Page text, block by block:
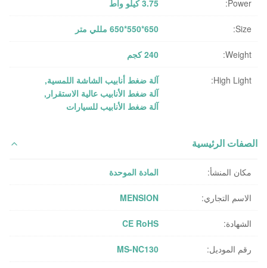
Power: 3.75 كيلو واط
Size: 650*550*650 مللي متر
Weight: 240 كجم
High Light: آلة ضغط أنابيب الشاشة اللمسية,
آلة ضغط الأنابيب عالية الاستقرار ,
آلة ضغط الأنابيب للسيارات
الصفات الرئيسية
مكان المنشأ: المادة الموحدة
الاسم التجاري: MENSION
الشهادة: CE RoHS
رقم الموديل: MS-NC130